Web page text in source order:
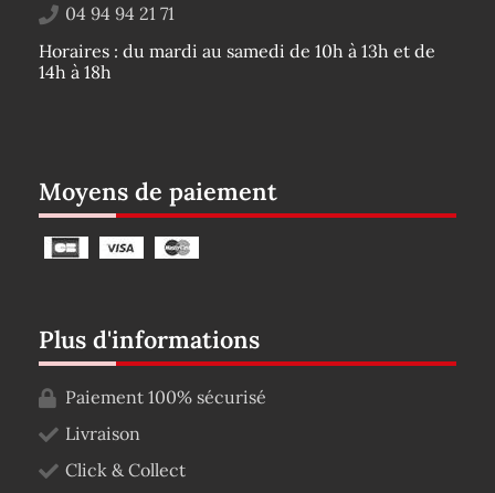
04 94 94 21 71
Horaires : du mardi au samedi de 10h à 13h et de
14h à 18h
Moyens de paiement
Plus d'informations
Paiement 100% sécurisé
Livraison
Click & Collect